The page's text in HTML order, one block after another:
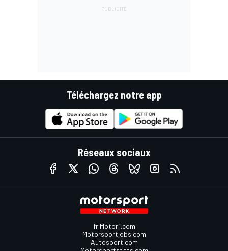
Téléchargez notre app
Réseaux sociaux
fr.Motor1.com
Motorsportjobs.com
Autosport.com